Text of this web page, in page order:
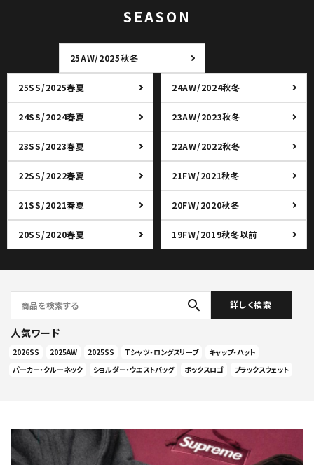
SEASON
25AW/2025秋冬
25SS/2025春夏 24AW/2024秋冬
24SS/2024春夏 23AW/2023秋冬
23SS/2023春夏 22AW/2022秋冬
22SS/2022春夏 21FW/2021秋冬
21SS/2021春夏 20FW/2020秋冬
20SS/2020春夏 19FW/2019秋冬以前
search 詳しく検索
人気ワード
2026SS 2025AW 2025SS Tシャツ・ロングスリーブ
キャップ・ハット
パーカー・クルーネック
ショルダー・ウエストバッグ ボックスロゴ ブラックスウェット